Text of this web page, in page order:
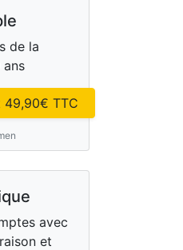
de la
49,90€ TTC
avec
et